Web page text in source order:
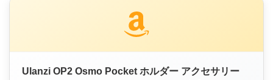
Ulanzi OP2 Osmo Pocket ホルダー アクセサリー